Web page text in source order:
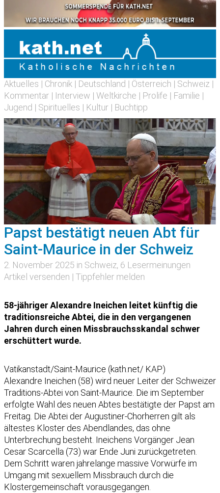
Aktuelles | Chronik | Deutschland | Österreich | Schweiz |
Kommentar | Interview | Weltkirche | Prolife | Familie |
Jugend | Spirituelles | Kultur | Buchtipp
Papst bestätigt neuen Abt für
Saint-Maurice in der Schweiz
2. November 2025 in Schweiz, 6 Lesermeinungen
Artikel versenden | Tippfehler melden
58-jähriger Alexandre Ineichen leitet künftig die
traditionsreiche Abtei, die in den vergangenen
Jahren durch einen Missbrauchsskandal schwer
erschüttert wurde.
Vatikanstadt/Saint-Maurice (kath.net/ KAP)
Alexandre Ineichen (58) wird neuer Leiter der Schweizer
Traditions-Abtei von Saint-Maurice. Die im September
erfolgte Wahl des neuen Abtes bestätigte der Papst am
Freitag. Die Abtei der Augustiner-Chorherren gilt als
ältestes Kloster des Abendlandes, das ohne
Unterbrechung besteht. Ineichens Vorgänger Jean
Cesar Scarcella (73) war Ende Juni zurückgetreten.
Dem Schritt waren jahrelange massive Vorwürfe im
Umgang mit sexuellem Missbrauch durch die
Klostergemeinschaft vorausgegangen.